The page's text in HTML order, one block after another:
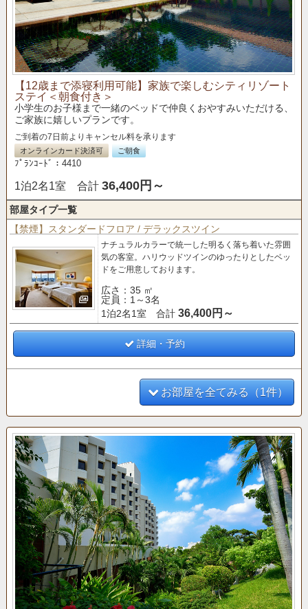
【12歳まで添寝利用可能】家族で楽しむシティリゾート
ステイ＜朝食付き＞
小学生のお子様まで一緒のベッドで仲良くおやすみいただける、
ご家族に嬉しいプランです。
ご到着の7日前よりキャンセル料を承ります
オンラインカード決済可 ご朝食
ﾌﾟﾗﾝｺｰﾄﾞ：4410
1泊2名1室 合計 36,400円～
部屋タイプ一覧
【禁煙】スタンダードフロア / デラックスツイン
ナチュラルカラーで統一した明るく落ち着いた雰囲
気の客室。 ハリウッドツインのゆったりとしたベッ
ドをご用意しております。
広さ：35 ㎡
定員：1～3名
1泊2名1室 合計 36,400円～
詳細・予約
お部屋を全てみる（1件）